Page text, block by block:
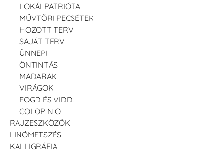
LOKÁLPATRIÓTA
MŰVTÖRI PECSÉTEK
HOZOTT TERV
SAJÁT TERV
ÜNNEPI
ÖNTINTÁS
MADARAK
VIRÁGOK
FOGD ÉS VIDD!
COLOP NIO
RAJZESZKÖZÖK
LINÓMETSZÉS
KALLIGRÁFIA